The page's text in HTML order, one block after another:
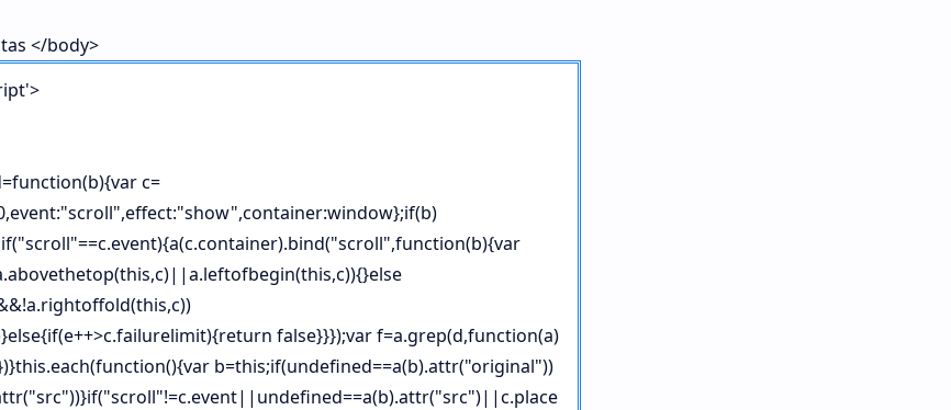
</body>
c=
false}}});var f=a.grep(d,function(a)
b=this;if(undefined==a(b).attr("original"))